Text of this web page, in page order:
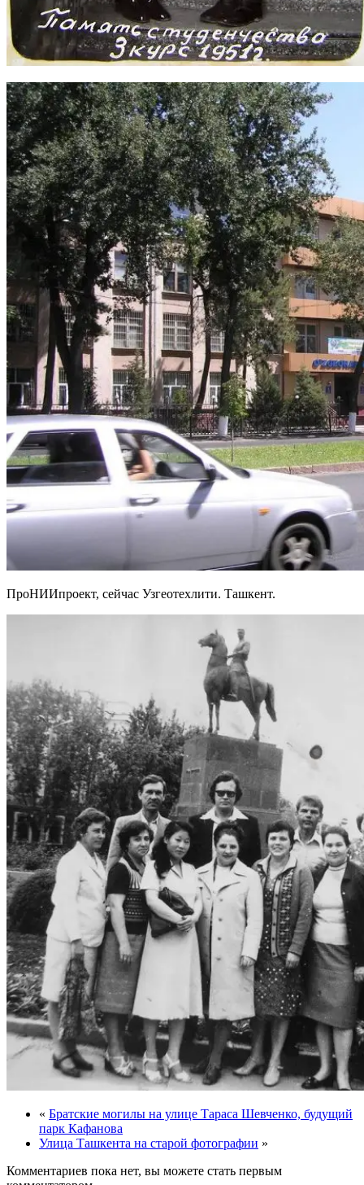
ПроНИИпроект, сейчас Узгеотехлити. Ташкент.
« Братские могилы на улице Тараса Шевченко, будущий
парк Кафанова
Улица Ташкента на старой фотографии »
Комментариев пока нет, вы можете стать первым